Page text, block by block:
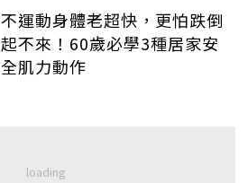
不運動身體老超快，更怕跌倒
起不來！60歲必學3種居家安
全肌力動作